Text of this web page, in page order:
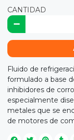
CANTIDAD
Fluido de
formulado a base
inhibidores de
especialmente
metales que se
de motores de